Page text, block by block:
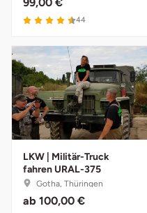
99,00 €
4.5 von 5
44
LKW | Militär-Truck
fahren URAL-375
Gotha, Thüringen
ab 100,00 €
Leutkirch
Ludwigslust-Parchim
Löbau
Lübeck